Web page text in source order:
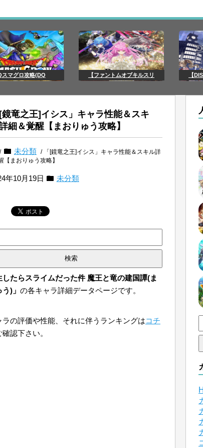
スマグロ攻略(DQ 【ファントムオブキルスリ 【
[鏡竜之王]イシス」キャラ性能＆スキ
細＆覚醒【まおりゅう攻略】
/ 未分類 / 「[鏡竜之王]イシス」キャラ性能＆スキル詳
【まおりゅう攻略】
年10月19日 未分類
したらスライムだった件 魔王と竜の建国譚(ま
)」 の各キャラ詳細データページです。
ラの評価や性能、それに伴うランキングはコチ
確認下さい。